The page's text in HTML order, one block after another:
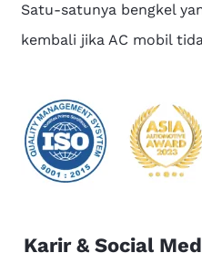
Satu-satunya bengkel
kembali jika AC mobil
Karir & Social